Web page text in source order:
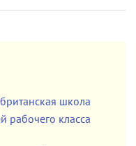
школа
рабочего класса